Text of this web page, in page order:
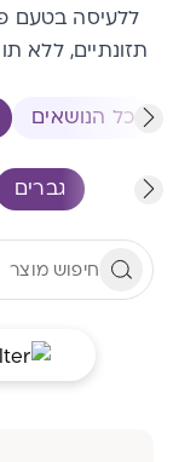
ללעיסה בטעם
תזונתיים, ללא
כל הנושאים
גברים